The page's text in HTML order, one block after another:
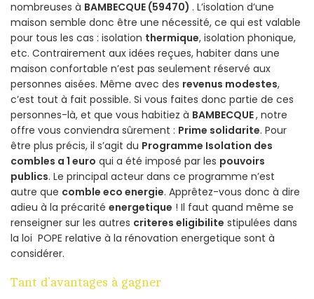
nombreuses à BAMBECQUE (59470) . L’isolation d’une
maison semble donc être une nécessité, ce qui est valable
pour tous les cas : isolation thermique, isolation phonique,
etc. Contrairement aux idées reçues, habiter dans une
maison confortable n’est pas seulement réservé aux
personnes aisées. Même avec des revenus modestes,
c’est tout à fait possible. Si vous faites donc partie de ces
personnes-là, et que vous habitiez à BAMBECQUE, notre
offre vous conviendra sûrement : Prime solidarite. Pour
être plus précis, il s’agit du Programme Isolation des
combles a 1 euro qui a été imposé par les pouvoirs
publics. Le principal acteur dans ce programme n’est
autre que comble eco energie. Apprêtez-vous donc à dire
adieu à la précarité energetique ! Il faut quand même se
renseigner sur les autres criteres eligibilite stipulées dans
la loi POPE relative à la rénovation energetique sont à
considérer.
Tant d’avantages à gagner